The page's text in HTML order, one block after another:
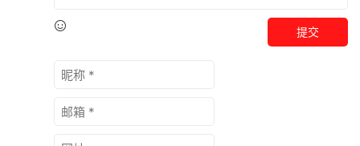
提交